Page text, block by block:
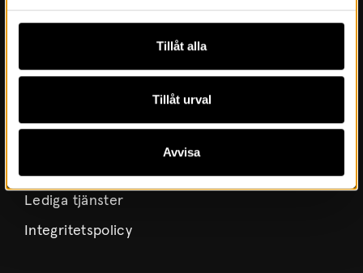
Tillåt alla
Tillåt urval
Avvisa
Om Museet
Museets historia
Lediga tjänster
Integritetspolicy